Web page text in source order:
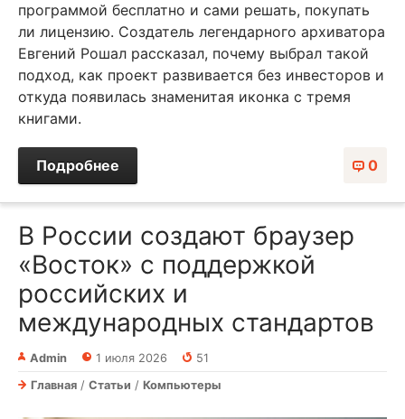
программой бесплатно и сами решать, покупать
ли лицензию. Создатель легендарного архиватора
Евгений Рошал рассказал, почему выбрал такой
подход, как проект развивается без инвесторов и
откуда появилась знаменитая иконка с тремя
книгами.
0
Подробнее
В России создают браузер
«Восток» с поддержкой
российских и
международных стандартов
Admin 1 июля 2026
51
Главная / Статьи / Компьютеры